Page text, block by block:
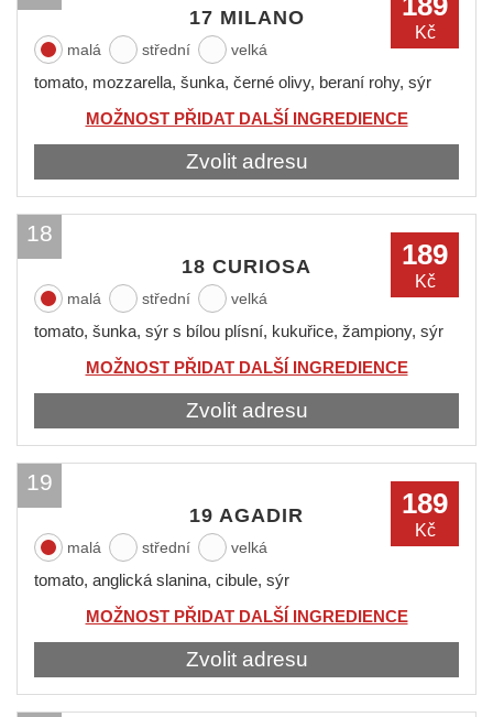
Kč
17 MILANO
malá střední velká
tomato, mozzarella, šunka, černé olivy, beraní rohy, sýr
MOŽNOST PŘIDAT DALŠÍ INGREDIENCE
Zvolit adresu
189
Kč
18 CURIOSA
malá střední velká
tomato, šunka, sýr s bílou plísní, kukuřice, žampiony, sýr
MOŽNOST PŘIDAT DALŠÍ INGREDIENCE
Zvolit adresu
18
189
Kč
19 AGADIR
malá střední velká
tomato, anglická slanina, cibule, sýr
MOŽNOST PŘIDAT DALŠÍ INGREDIENCE
Zvolit adresu
19